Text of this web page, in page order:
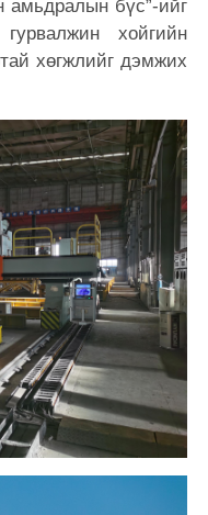
амьдралын бүс”-ийг
хойгийн
хөгжлийг дэмжих